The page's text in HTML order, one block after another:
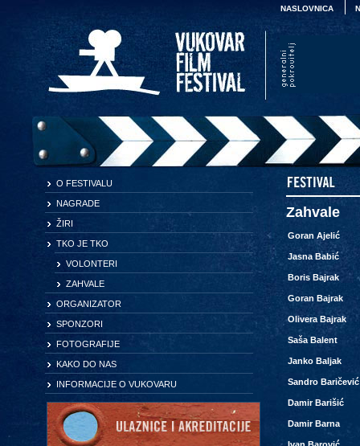
NASLOVNICA
O FESTIVALU
NAGRADE
ŽIRI
TKO JE TKO
VOLONTERI
ZAHVALE
ORGANIZATOR
SPONZORI
FOTOGRAFIJE
KAKO DO NAS
INFORMACIJE O VUKOVARU
Zahvale
Goran Ajelić
Jasna Babić
Boris Bajrak
Goran Bajrak
Olivera Bajrak
Saša Balent
Janko Baljak
Sandro Baričević
Damir Barišić
Damir Barna